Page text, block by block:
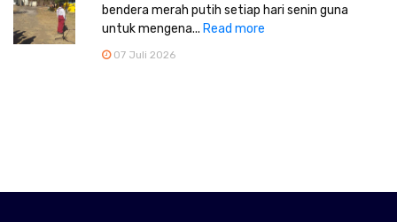
bendera merah putih setiap hari senin guna
untuk mengena... Read more
07 Juli 2026